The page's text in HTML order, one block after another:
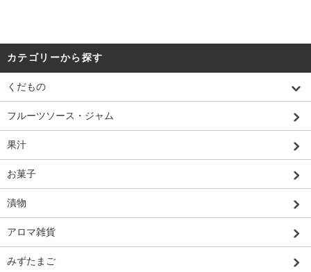
カテゴリーから探す
くだもの
フルーツソース・ジャム
果汁
お菓子
漬物
アロマ雑貨
みずたまご